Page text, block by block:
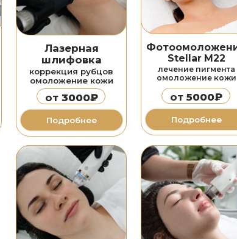
лечение
Подробнее
1500₽
разлаживание морщин
RF-термолифтинг
Подробнее
20 000₽
коррекция рубцов
подтяжка кожи
Игольчатый
RF-лифтинг